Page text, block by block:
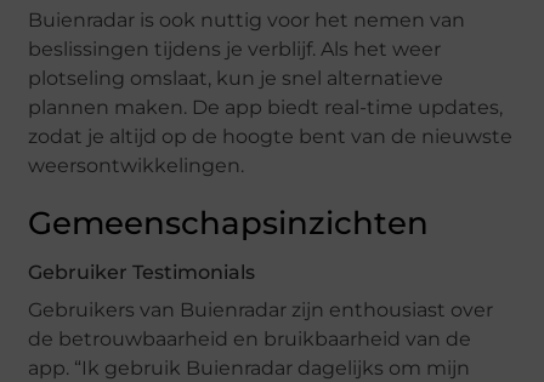
Buienradar is ook nuttig voor het nemen van
beslissingen tijdens je verblijf. Als het weer
plotseling omslaat, kun je snel alternatieve
plannen maken. De app biedt real-time updates,
zodat je altijd op de hoogte bent van de nieuwste
weersontwikkelingen.
Gemeenschapsinzichten
Gebruiker Testimonials
Gebruikers van Buienradar zijn enthousiast over
de betrouwbaarheid en bruikbaarheid van de
app. “Ik gebruik Buienradar dagelijks om mijn